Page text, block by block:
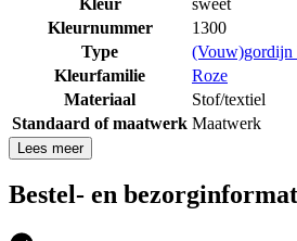
Kleurnummer
1300
Type
(Vouw)gordijn
Kleurfamilie
Roze
Materiaal
Stof/textiel
Standaard of maatwerk Maatwerk
Lees meer
Bestel- en